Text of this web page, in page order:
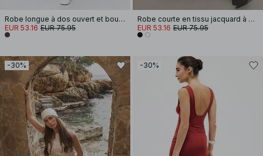
Robe longue à dos ouvert et boucle
EUR 53.16 EUR 75.95
Robe courte en tissu jacquard à paillettes et fronces sur les hanches
EUR 53.16 EUR 75.95
-30% -30%